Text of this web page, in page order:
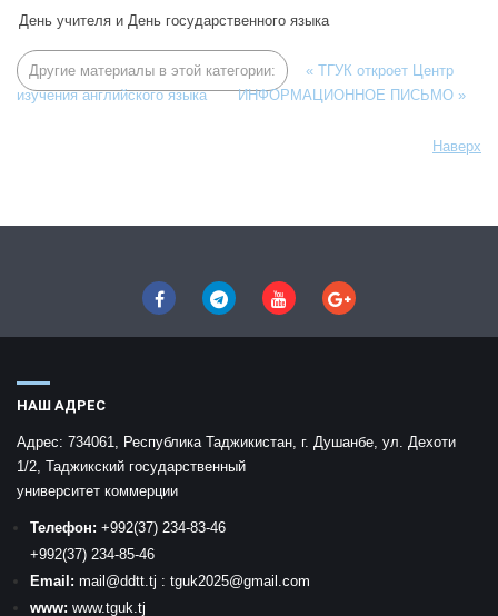
День учителя и День государственного языка
Другие материалы в этой категории:
« ТГУК откроет Центр
изучения английского языка
ИНФОРМАЦИОННОЕ ПИСЬМО »
Наверх
НАШ АДРЕС
Адрес: 734061, Республика Таджикистан, г. Душанбе, ул. Дехоти
1/2, Таджикский государственный
университет коммерции
Телефон: +992(37) 234-83-46
+992(37) 234-85-46
Email: mail @ddtt.tj : tguk2025@gmail.com
www: www.tguk.tj